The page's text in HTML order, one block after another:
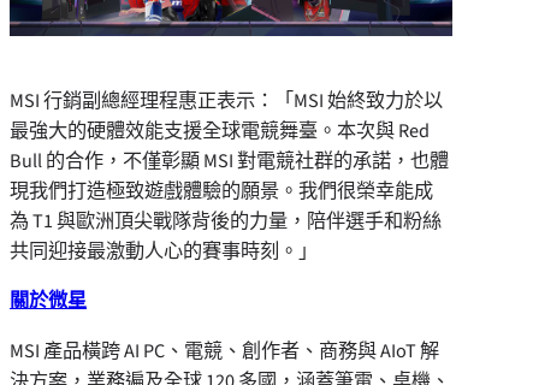
MSI 行銷副總經理程惠正表示：「MSI 始終致力於以
最強大的硬體效能支援全球電競舞臺。本次與 Red
Bull 的合作，不僅彰顯 MSI 對電競社群的承諾，也體
現我們打造極致遊戲體驗的願景。我們很榮幸能成
為 T1 與歐洲頂尖戰隊背後的力量，陪伴選手和粉絲
共同迎接最激動人心的賽事時刻。」
關於微星
MSI 產品橫跨 AI PC、電競、創作者、商務與 AIoT 解